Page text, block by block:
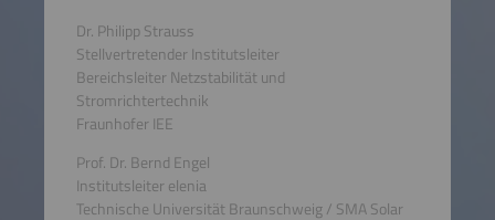
Dr. Philipp Strauss
Stellvertretender Institutsleiter
Bereichsleiter Netzstabilität und
Stromrichtertechnik
Fraunhofer IEE
Prof. Dr. Bernd Engel
Institutsleiter elenia
Technische Universität Braunschweig / SMA Solar